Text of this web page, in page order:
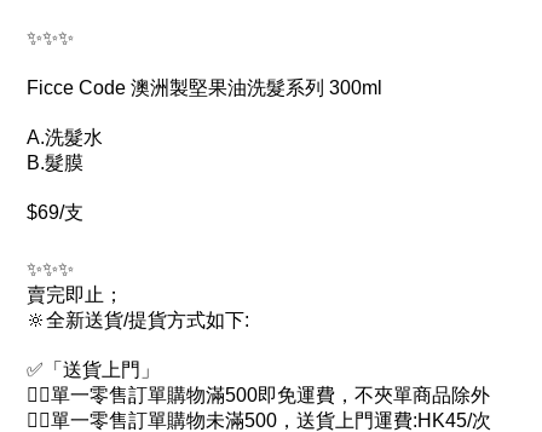
✨✨✨
Ficce Code 澳洲製堅果油洗髮系列 300ml
A.洗髮水
B.髮膜
$69/支
✨✨✨
賣完即止；
🔆全新送貨/提貨方式如下:
✅「送貨上門」
👉🏻單一零售訂單購物滿500即免運費，不夾單商品除外
👉🏻單一零售訂單購物未滿500，送貨上門運費:HK45/次